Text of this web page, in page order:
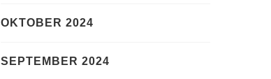
OKTOBER 2024
SEPTEMBER 2024